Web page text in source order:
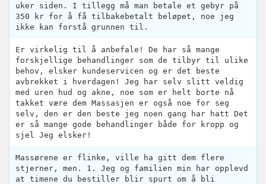
uker siden. I tillegg må man betale et gebyr på
350 kr for å få tilbakebetalt beløpet, noe jeg
ikke kan forstå grunnen til.
Er virkelig til å anbefale! De har så mange
forskjellige behandlinger som de tilbyr til ulike
behov, elsker kundeservicen og er det beste
avbrekket i hverdagen! Jeg har selv slitt veldig
med uren hud og akne, noe som er helt borte nå
takket være dem Massasjen er også noe for seg
selv, den er den beste jeg noen gang har hatt Det
er så mange gode behandlinger både for kropp og
sjel Jeg elsker!
Massørene er flinke, ville ha gitt dem flere
stjerner, men. 1. Jeg og familien min har opplevd
at timene du bestiller blir spurt om å bli